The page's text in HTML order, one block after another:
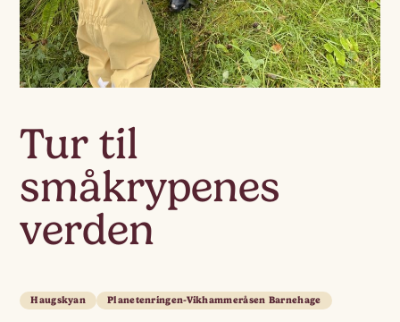
Tur til
småkrypenes
verden
Haugskyan Planetenringen-Vikhammeråsen Barnehage